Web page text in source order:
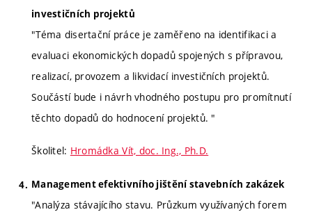
investičních projektů
"Téma disertační práce je zaměřeno na identifikaci a
evaluaci ekonomických dopadů spojených s přípravou,
realizací, provozem a likvidací investičních projektů.
Součástí bude i návrh vhodného postupu pro promítnutí
těchto dopadů do hodnocení projektů. "
Školitel: Hromádka Vít, doc. Ing., Ph.D.
Management efektivního jištění stavebních zakázek
"Analýza stávajícího stavu. Průzkum využívaných forem